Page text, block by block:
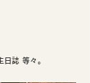
誌 等々。